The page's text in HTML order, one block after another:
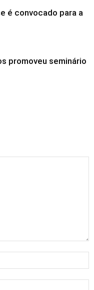
é convocado para a
promoveu seminário